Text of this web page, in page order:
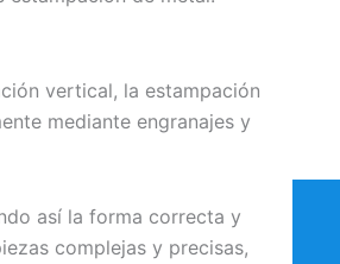
vertical, la estampación
mediante engranajes y
así la forma correcta y
complejas y precisas,